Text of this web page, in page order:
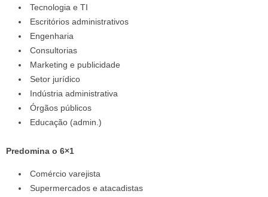
Tecnologia e TI
Escritórios administrativos
Engenharia
Consultorias
Marketing e publicidade
Setor jurídico
Indústria administrativa
Órgãos públicos
Educação (admin.)
Predomina o 6×1
Comércio varejista
Supermercados e atacadistas